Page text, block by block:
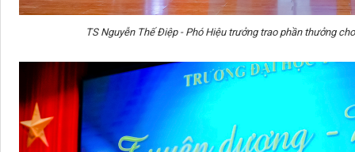
TS Nguyễn Thế Điệp - Phó Hiệu trưởng trao phần thưởng